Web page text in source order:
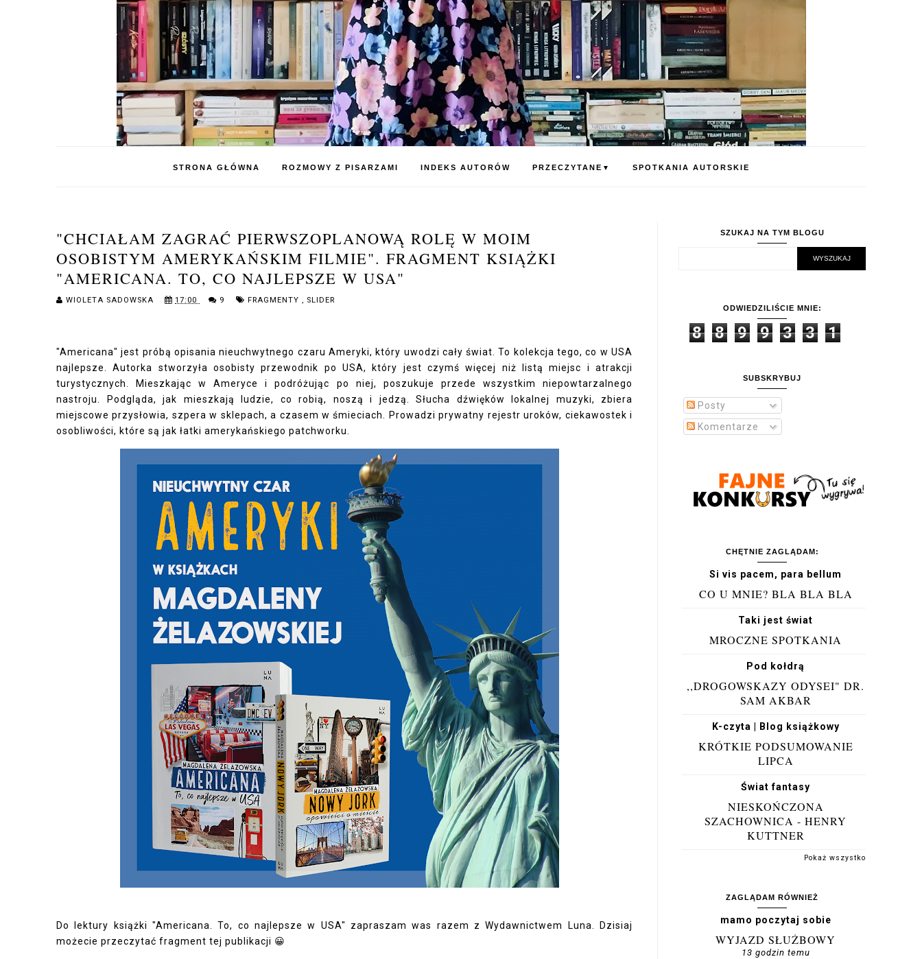
STRONA GŁÓWNA ROZMOWY Z PISARZAMI INDEKS AUTORÓW PRZECZYTANE ▼ SPOTKANIA AUTORSKIE
"CHCIAŁAM ZAGRAĆ PIERWSZOPLANOWĄ ROLĘ W MOIM
OSOBISTYM AMERYKAŃSKIM FILMIE". FRAGMENT KSIĄŻKI
"AMERICANA. TO, CO NAJLEPSZE W USA"
WIOLETA SADOWSKA 17:00 9 FRAGMENTY , SLIDER
"Americana" jest próbą opisania nieuchwytnego czaru Ameryki, który uwodzi cały świat. To kolekcja tego, co w USA
najlepsze. Autorka stworzyła osobisty przewodnik po USA, który jest czymś więcej niż listą miejsc i atrakcji
turystycznych. Mieszkając w Ameryce i podróżując po niej, poszukuje przede wszystkim niepowtarzalnego
nastroju. Podgląda, jak mieszkają ludzie, co robią, noszą i jedzą. Słucha dźwięków lokalnej muzyki, zbiera
miejscowe przysłowia, szpera w sklepach, a czasem w śmieciach. Prowadzi prywatny rejestr uroków, ciekawostek i
osobliwości, które są jak łatki amerykańskiego patchworku.
Do lektury książki "Americana. To, co najlepsze w USA" zapraszam was razem z Wydawnictwem Luna. Dzisiaj
możecie przeczytać fragment tej publikacji 😀
SZUKAJ NA TYM BLOGU
ODWIEDZILIŚCIE MNIE:
8 8 9 9 3 3 1
SUBSKRYBUJ
Posty
Komentarze
CHĘTNIE ZAGLĄDAM:
Si vis pacem, para bellum
CO U MNIE? BLA BLA BLA
Taki jest świat
MROCZNE SPOTKANIA
Pod kołdrą
,,DROGOWSKAZY ODYSEI" DR.
SAM AKBAR
K-czyta | Blog książkowy
KRÓTKIE PODSUMOWANIE
LIPCA
Świat fantasy
NIESKOŃCZONA
SZACHOWNICA - HENRY
KUTTNER
Pokaż wszystko
ZAGLĄDAM RÓWNIEŻ
mamo poczytaj sobie
WYJAZD SŁUŻBOWY
13 godzin temu